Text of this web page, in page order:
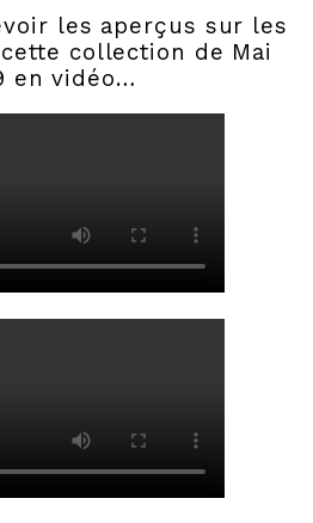
les aperçus sur les
collection de Mai
en vidéo…